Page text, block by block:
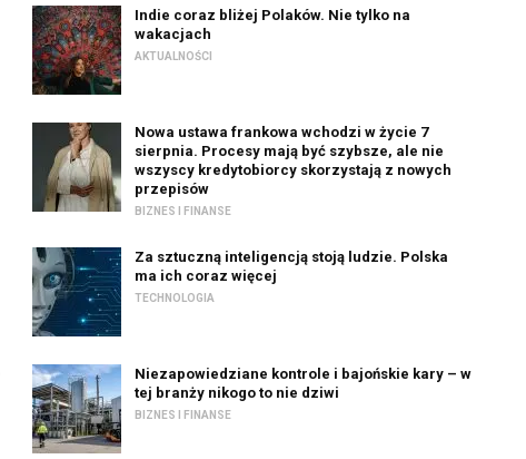
Indie coraz bliżej Polaków. Nie tylko na
wakacjach
AKTUALNOŚCI
Nowa ustawa frankowa wchodzi w życie 7
sierpnia. Procesy mają być szybsze, ale nie
wszyscy kredytobiorcy skorzystają z nowych
przepisów
BIZNES I FINANSE
Za sztuczną inteligencją stoją ludzie. Polska
ma ich coraz więcej
TECHNOLOGIA
Niezapowiedziane kontrole i bajońskie kary – w
tej branży nikogo to nie dziwi
BIZNES I FINANSE